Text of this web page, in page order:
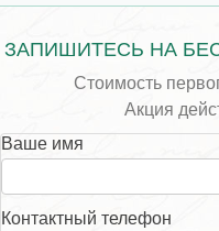
ЗАПИШИТЕСЬ НА
Стоимость
Акция
Ваше имя
Контактный телефон